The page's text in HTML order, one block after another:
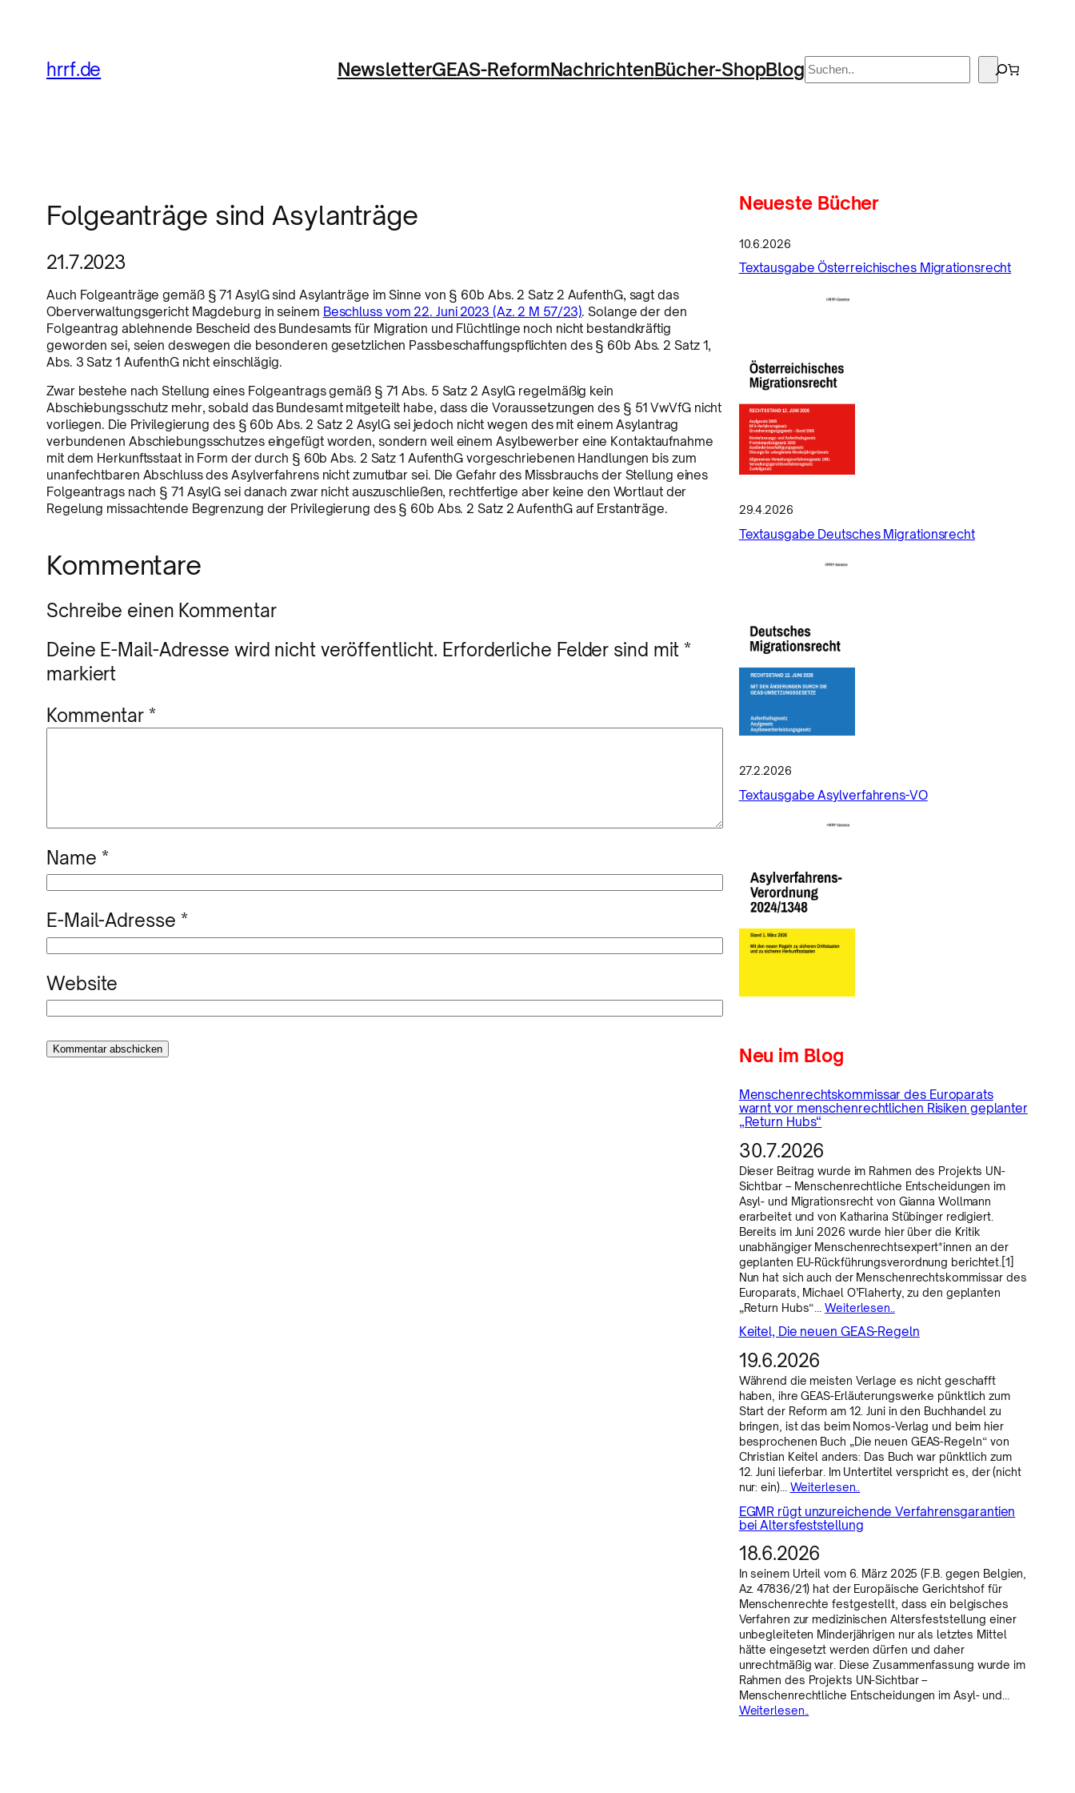
hrrf.de NewsletterGEAS-ReformNachrichtenBücher-ShopBlog Suchen
Folgeanträge sind Asylanträge
21.7.2023
Auch Folgeanträge gemäß § 71 AsylG sind Asylanträge im Sinne von § 60b Abs. 2 Satz 2 AufenthG, sagt das
Oberverwaltungsgericht Magdeburg in seinem Beschluss vom 22. Juni 2023 (Az. 2 M 57/23). Solange der den
Folgeantrag ablehnende Bescheid des Bundesamts für Migration und Flüchtlinge noch nicht bestandkräftig
geworden sei, seien deswegen die besonderen gesetzlichen Passbeschaffungspflichten des § 60b Abs. 2 Satz 1,
Abs. 3 Satz 1 AufenthG nicht einschlägig.
Zwar bestehe nach Stellung eines Folgeantrags gemäß § 71 Abs. 5 Satz 2 AsylG regelmäßig kein
Abschiebungsschutz mehr, sobald das Bundesamt mitgeteilt habe, dass die Voraussetzungen des § 51 VwVfG nicht
vorliegen. Die Privilegierung des § 60b Abs. 2 Satz 2 AsylG sei jedoch nicht wegen des mit einem Asylantrag
verbundenen Abschiebungsschutzes eingefügt worden, sondern weil einem Asylbewerber eine Kontaktaufnahme
mit dem Herkunftsstaat in Form der durch § 60b Abs. 2 Satz 1 AufenthG vorgeschriebenen Handlungen bis zum
unanfechtbaren Abschluss des Asylverfahrens nicht zumutbar sei. Die Gefahr des Missbrauchs der Stellung eines
Folgeantrags nach § 71 AsylG sei danach zwar nicht auszuschließen, rechtfertige aber keine den Wortlaut der
Regelung missachtende Begrenzung der Privilegierung des § 60b Abs. 2 Satz 2 AufenthG auf Erstanträge.
Kommentare
Schreibe einen Kommentar
Deine E-Mail-Adresse wird nicht veröffentlicht. Erforderliche Felder sind mit *
markiert
Kommentar *
Name *
E-Mail-Adresse *
Website
Neueste Bücher
10.6.2026
Textausgabe Österreichisches Migrationsrecht
29.4.2026
Textausgabe Deutsches Migrationsrecht
27.2.2026
Textausgabe Asylverfahrens-VO
Neu im Blog
Menschenrechtskommissar des Europarats
warnt vor menschenrechtlichen Risiken geplanter
„Return Hubs“
30.7.2026
Dieser Beitrag wurde im Rahmen des Projekts UN-
Sichtbar – Menschenrechtliche Entscheidungen im
Asyl- und Migrationsrecht von Gianna Wollmann
erarbeitet und von Katharina Stübinger redigiert.
Bereits im Juni 2026 wurde hier über die Kritik
unabhängiger Menschenrechtsexpert*innen an der
geplanten EU-Rückführungsverordnung berichtet.[1]
Nun hat sich auch der Menschenrechtskommissar des
Europarats, Michael O’Flaherty, zu den geplanten
„Return Hubs“…Weiterlesen..
Keitel, Die neuen GEAS-Regeln
19.6.2026
Während die meisten Verlage es nicht geschafft
haben, ihre GEAS-Erläuterungswerke pünktlich zum
Start der Reform am 12. Juni in den Buchhandel zu
bringen, ist das beim Nomos-Verlag und beim hier
besprochenen Buch „Die neuen GEAS-Regeln“ von
Christian Keitel anders: Das Buch war pünktlich zum
12. Juni lieferbar. Im Untertitel verspricht es, der (nicht
nur: ein)… Weiterlesen..
EGMR rügt unzureichende Verfahrensgarantien
bei Altersfeststellung
18.6.2026
In seinem Urteil vom 6. März 2025 (F.B. gegen Belgien,
Az. 47836/21) hat der Europäische Gerichtshof für
Menschenrechte festgestellt, dass ein belgisches
Verfahren zur medizinischen Altersfeststellung einer
unbegleiteten Minderjährigen nur als letztes Mittel
hätte eingesetzt werden dürfen und daher
unrechtmäßig war. Diese Zusammenfassung wurde im
Rahmen des Projekts UN-Sichtbar –
Menschenrechtliche Entscheidungen im Asyl- und…
Weiterlesen..